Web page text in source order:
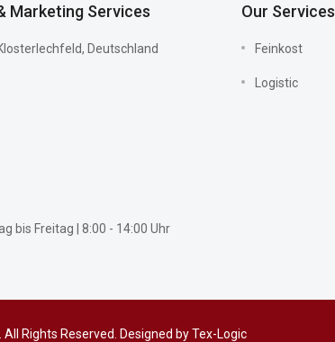
Marketing Services
Deutschland
bis Freitag | 8:00 - 14:00 Uhr
Our Services
Feinkost
Logistic
Rights Reserved. Designed byTex-Logic